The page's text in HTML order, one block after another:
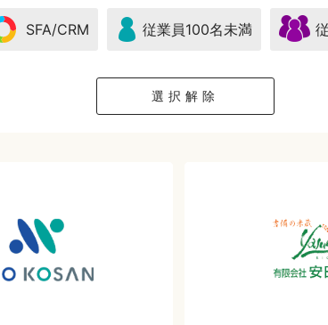
SFA/CRM 従業員100名未満
選択解除